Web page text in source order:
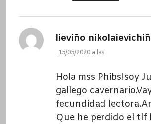
lieviño
15/05/2020 a las
Hola mss Phibs!soy
gallego
fecundidad
Que he perdido el tlf